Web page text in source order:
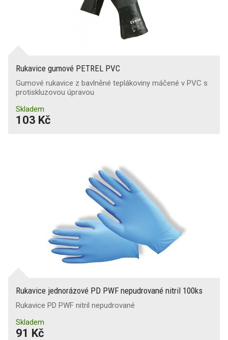
Rukavice gumové PETREL PVC
Gumové rukavice z bavlněné teplákoviny máčené v PVC s
protiskluzovou úpravou
Skladem
103 Kč
Rukavice jednorázové PD PWF nepudrované nitril 100ks
Rukavice PD PWF nitril nepudrované
Skladem
91 Kč